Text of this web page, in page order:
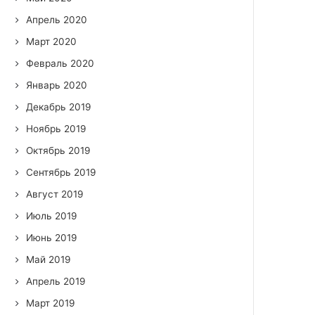
Апрель 2020
Март 2020
Февраль 2020
Январь 2020
Декабрь 2019
Ноябрь 2019
Октябрь 2019
Сентябрь 2019
Август 2019
Июль 2019
Июнь 2019
Май 2019
Апрель 2019
Март 2019